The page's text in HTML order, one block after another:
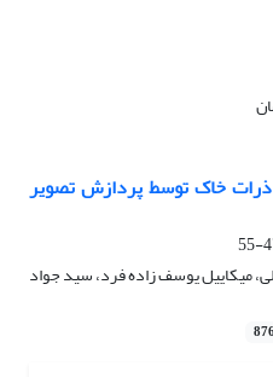
خاک توسط پردازش تصویر
میکاییل یوسف زاده فرد، سید جواد